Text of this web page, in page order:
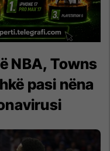
NBA, Towns
pasi nëna